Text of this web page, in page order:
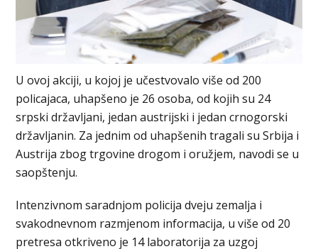
U ovoj akciji, u kojoj je učestvovalo više od 200
policajaca, uhapšeno je 26 osoba, od kojih su 24
srpski državljani, jedan austrijski i jedan crnogorski
državljanin. Za jednim od uhapšenih tragali su Srbija i
Austrija zbog trgovine drogom i oružjem, navodi se u
saopštenju.
Intenzivnom saradnjom policija dveju zemalja i
svakodnevnom razmjenom informacija, u više od 20
pretresa otkriveno je 14 laboratorija za uzgoj